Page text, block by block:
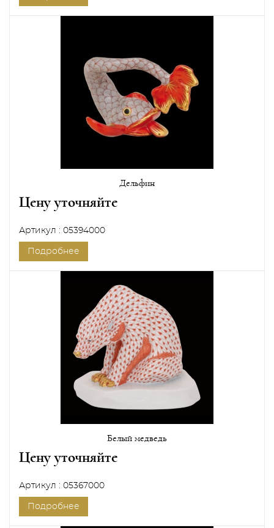
Дельфин
Цену уточняйте
Артикул : 05394000
Подробнее
Белый медведь
Цену уточняйте
Артикул : 05367000
Подробнее